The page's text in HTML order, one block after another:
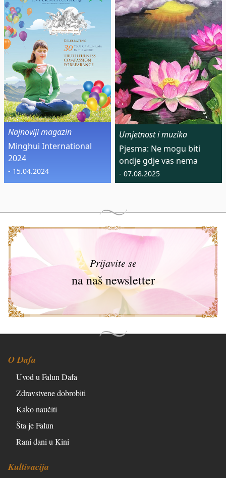
Najnoviji magazin
Minghui International
2024
- 15.04.2024
Umjetnost i muzika
Pjesma: Ne mogu biti
ondje gdje vas nema
- 07.08.2025
Prijavite se
na naš newsletter
O Dafa
Uvod u Falun Dafa
Zdravstvene dobrobiti
Kako naučiti
Šta je Falun
Rani dani u Kini
Kultivacija